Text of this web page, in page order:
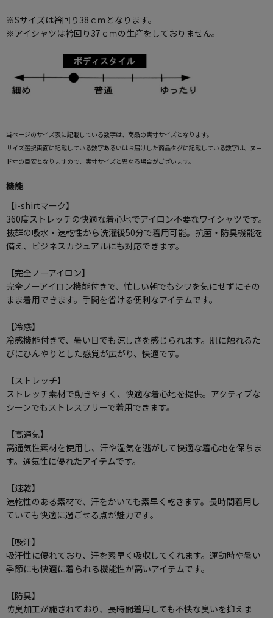
※Sサイズは衿回り38ｃｍとなります。
※アイシャツは衿回り37ｃｍの生産をしておりません。
当ページのサイズ表に記載している数字は、商品の実寸サイズとなります。
サイズ選択画面に記載している数字あるいはお届けした商品タグに記載している数字は、ヌー
ド寸の目安となりますので、実寸サイズと異なる場合がございます。
機能
【i-shirtマーク】
360度ストレッチの快適な着心地でアイロン不要なワイシャツです。
抜群の吸水・速乾性から洗濯後50分で着用可能。抗菌・防臭機能を
備え、ビジネスカジュアルにも対応できます。
【完全ノーアイロン】
完全ノーアイロン機能付きで、忙しい朝でもシワを気にせずにその
まま着用できます。手間を省ける便利なアイテムです。
【冷感】
冷感機能付きで、暑い日でも涼しさを感じられます。肌に触れるた
びにひんやりとした感覚が広がり、快適です。
【ストレッチ】
ストレッチ素材で動きやすく、快適な着心地を提供。アクティブな
シーンでもストレスフリーで着用できます。
【高通気】
高通気性素材を使用し、汗や湿気を逃がして快適な着心地を保ちま
す。通気性に優れたアイテムです。
【速乾】
速乾性のある素材で、汗をかいても素早く乾きます。長時間着用し
ていても快適に過ごせる点が魅力です。
【吸汗】
吸汗性に優れており、汗を素早く吸収してくれます。運動時や暑い
季節にも快適に着られる機能性が高いアイテムです。
【防臭】
防臭加工が施されており、長時間着用しても不快な臭いを抑えま